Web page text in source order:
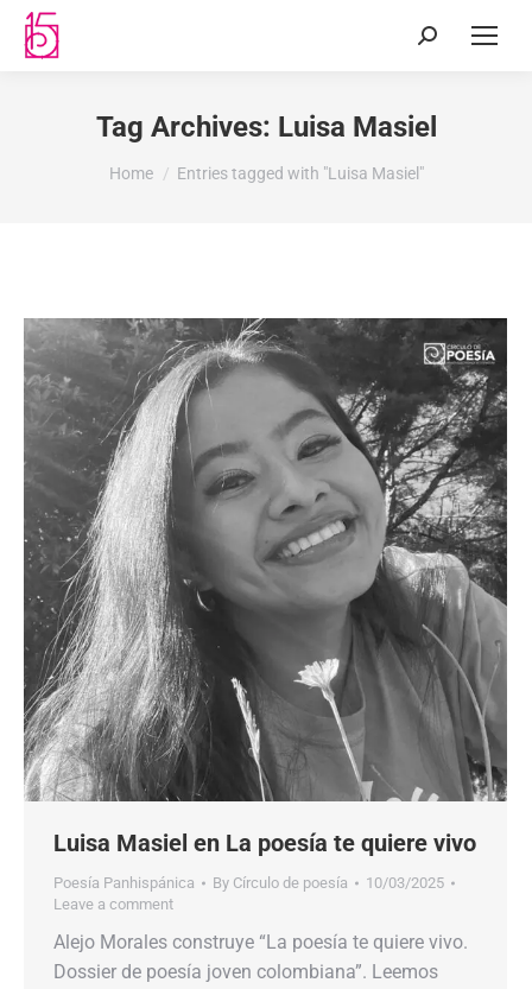
Tag Archives: Luisa Masiel
You are here:
Home Entries tagged with "Luisa Masiel"
Luisa Masiel en La poesía te quiere vivo
Poesía Panhispánica By Círculo de poesía
10/03/2025
Leave a comment
Alejo Morales construye “La poesía te quiere vivo.
Dossier de poesía joven colombiana”. Leemos